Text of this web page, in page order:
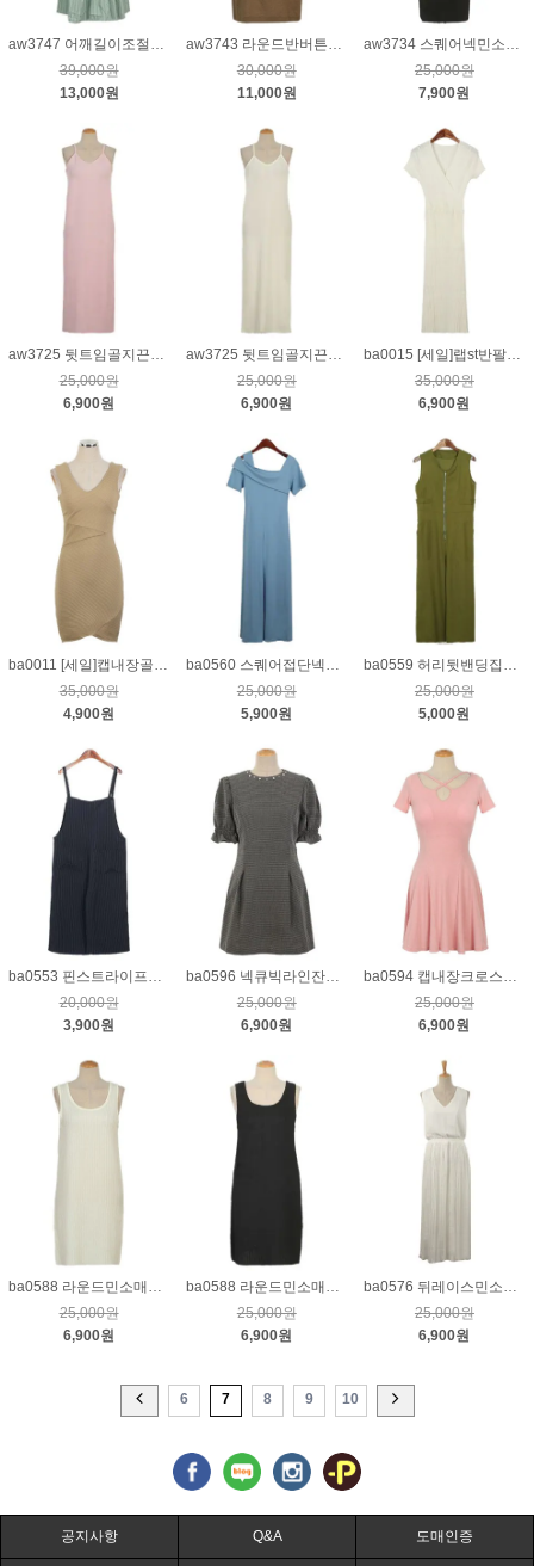
39,000원
13,000원
30,000원
11,000원
25,000원
7,900원
aw3725 뒷트임골지끈나시원피스_핑크
25,000원
6,900원
aw3725 뒷트임골지끈나시원피스_아이보리
25,000원
6,900원
ba0015 [세일]랩st반팔골지니트원피스_크림
35,000원
6,900원
ba0011 [세일]캡내장골지민소매원피스_베이지
35,000원
4,900원
ba0560 스퀘어접단넥반소매원피스_블루
25,000원
5,900원
ba0559 허리뒷밴딩집업린넨점프수트_올리브
25,000원
5,000원
ba0553 핀스트라이프와이드점프수트_네이비
20,000원
3,900원
ba0596 넥큐빅라인잔체크원피스_블랙
25,000원
6,900원
ba0594 캡내장크로스넥원피스_핑크
25,000원
6,900원
ba0588 라운드민소매원피스_아이보리
25,000원
6,900원
ba0588 라운드민소매원피스_블랙
25,000원
6,900원
ba0576 뒤레이스민소매롱원피스_크림
25,000원
6,900원
6 7 8 9 10
공지사항 Q&A 도매인증